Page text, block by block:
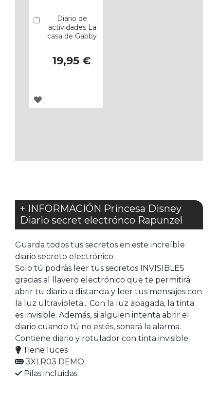
Diario de
actividades La
casa de Gabby
19,95 €
Añadir
AGREGAR
+ INFORMACIÓN Princesa Disney
Diario secret electrónco Rapunzel
Guarda todos tus secretos en este increíble
diario secreto electrónico.
Solo tú podràs leer tus secretos INVISIBLES
gracias al llavero electrónico que te permitirá
abrir tu diario a distancia y leer tus mensajes con
la luz ultravioleta... Con la luz apagada, la tinta
es invisible. Además, si alguien intenta abrir el
diario cuando tú no estés, sonará la alarma.
Contiene diario y rotulador con tinta invisible.
Tiene luces
3XLR03 DEMO
Pilas incluidas